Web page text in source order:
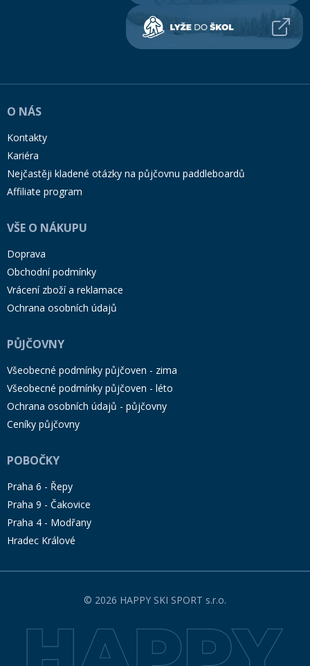
O NÁS
Kontakty
Kariéra
Nejčastěji kladené otázky na půjčovnu paddleboardů
Affiliate program
VŠE O NÁKUPU
Doprava
Obchodní podmínky
Vrácení zboží a reklamace
Ochrana osobních údajů
PŮJČOVNY
Všeobecné podmínky půjčoven - zima
Všeobecné podmínky půjčoven - léto
Ochrana osobních údajů - půjčovny
Ceníky půjčovny
POBOČKY
Praha 6 - Řepy
Praha 9 - Čakovice
Praha 4 - Modřany
Hradec Králové
© 2026 HAPPY SKI SPORT s.r.o.